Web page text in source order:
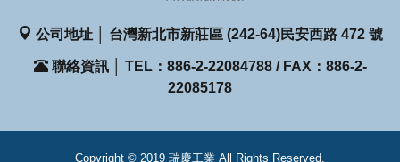
公司地址 │ 台灣新北市新莊區 (242-64)民安西路 472 號
聯絡資訊 │ TEL：886-2-22084788 / FAX：886-2-
22085178
Copyright © 2019 瑞慶工業 All Rights Reserved.